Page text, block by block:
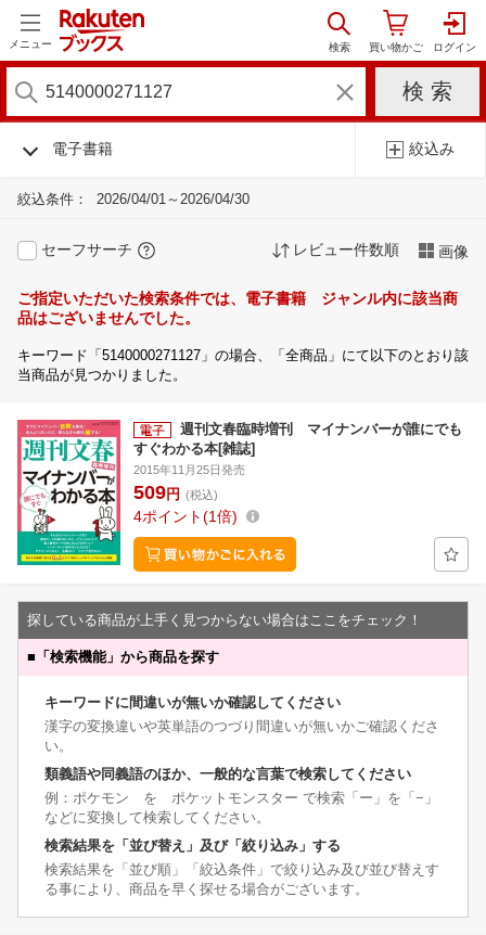
メニュー
電子書籍 絞込み
絞込条件： 2026/04/01～2026/04/30
セーフサーチ レビュー件数順 画像
ご指定いただいた検索条件では、電子書籍 ジャンル内に該当商
品はございませんでした。
キーワード「5140000271127」の場合、「全商品」にて以下のとおり該
当商品が見つかりました。
週刊文春臨時増刊 マイナンバーが誰にでも
すぐわかる本[雑誌]
2015年11月25日発売
509円 (税込)
4ポイント 1倍
探している商品が上手く見つからない場合はここをチェック！
■ 「検索機能」から商品を探す
キーワードに間違いが無いか確認してください
漢字の変換違いや英単語のつづり間違いが無いかご確認くださ
い。
類義語や同義語のほか、一般的な言葉で検索してください
例：ポケモン を ポケットモンスター で検索「ー」を「−」
などに変換して検索してください。
検索結果を「並び替え」及び「絞り込み」する
検索結果を「並び順」「絞込条件」で絞り込み及び並び替えす
る事により、商品を早く探せる場合がございます。